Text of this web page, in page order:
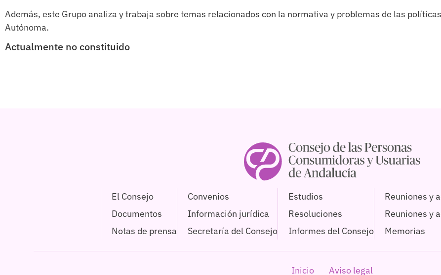
Además, este Grupo analiza y trabaja sobre temas relacionados con la normativa y problemas de las
Autónoma.
Actualmente no constituido
El Consejo
Documentos
Notas de prensa
Convenios
Información jurídica
Secretaría del Consejo
Estudios
Resoluciones
Informes del Consejo
Reuniones y
Reuniones y
Memorias
Inicio Aviso legal